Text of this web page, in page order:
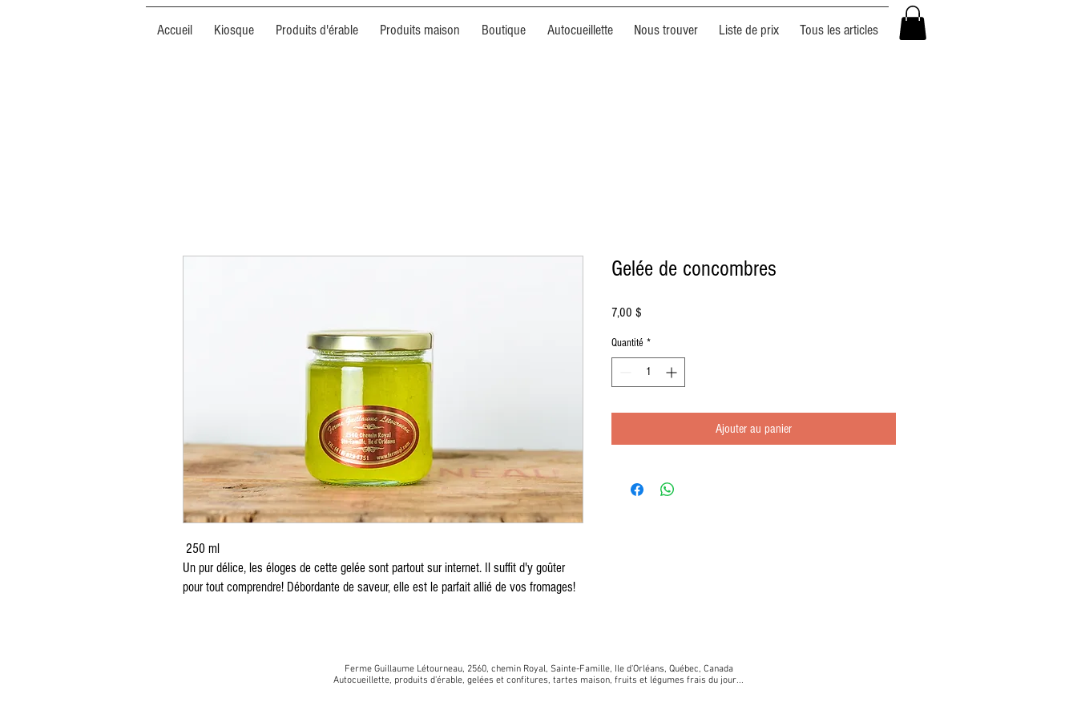
Accueil Kiosque Produits d'érable Produits maison Boutique Autocueillette Nous trouver Liste de prix Tous les articles
250 ml
Un pur délice, les éloges de cette gelée sont partout sur internet. Il suffit d'y goûter
pour tout comprendre! Débordante de saveur, elle est le parfait allié de vos fromages!
Gelée de concombres
7,00 $
Quantité *
Ajouter au panier
Ferme Guillaume Létourneau, 2560, chemin Royal, Sainte-Famille, Ile d'Orléans, Québec, Canada
Autocueillette, produits d'érable, gelées et confitures, tartes maison, fruits et légumes frais du jour...